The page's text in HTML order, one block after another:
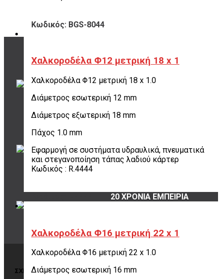
Κωδικός: BGS-8044
Χαλκοροδέλα Φ12 μετρική 18 x 1
Χαλκοροδέλα Φ12 μετρική 18 x 1.0
Διάμετρος εσωτερική 12 mm
Διάμετρος εξωτερική 18 mm
Πάχος 1.0 mm
Εφαρμογή σε συστήματα υδραυλικά, πνευματικά
και στεγανοποίηση τάπας λαδιού κάρτερ
Κωδικός : R.4444
Χαλκοροδέλα Φ16 μετρική 22 x 1
Χαλκοροδέλα Φ16 μετρική 22 x 1.0
Διάμετρος εσωτερική 16 mm
ΤΡΟΠΟΙ ΠΛΗΡΩΜΗΣ
όλες οι επιλογές
για να διαλέξεις
ποια σου ταιριάζει
Σουρή 20,
Περιστέρι, 12131
20 ΧΡΟΝΙΑ ΕΜΠΕΙΡΙΑ
ΣΧΕΤΙΚΑ ΜΕ ΤΗΝ ΠΑΡΑΓΓΕΛΙΑ